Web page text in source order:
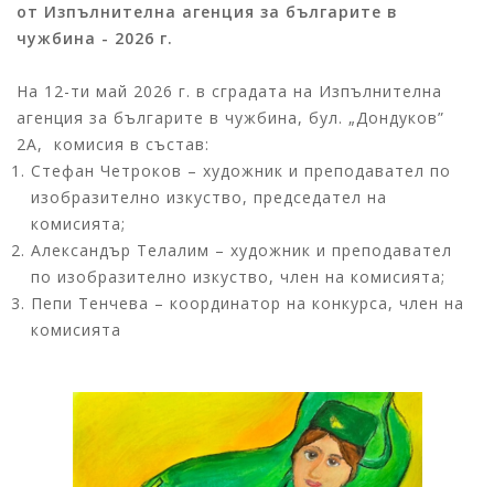
от Изпълнителна агенция за българите в
чужбина - 2026 г.
На 12-ти май 2026 г. в сградата на Изпълнителна
агенция за българите в чужбина, бул. „Дондуков”
2А, комисия в състав:
Стефан Четроков – художник и преподавател по
изобразително изкуство, председател на
комисията;
Александър Телалим – художник и преподавател
по изобразително изкуство, член на комисията;
Пепи Тенчева – координатор на конкурса, член на
комисията